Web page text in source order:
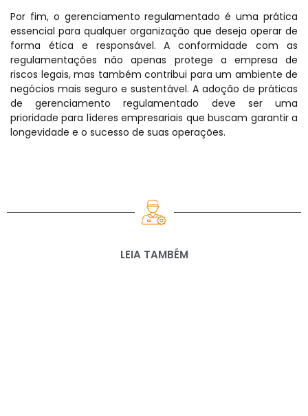
Por fim, o gerenciamento regulamentado é uma prática
essencial para qualquer organização que deseja operar de
forma ética e responsável. A conformidade com as
regulamentações não apenas protege a empresa de
riscos legais, mas também contribui para um ambiente de
negócios mais seguro e sustentável. A adoção de práticas
de gerenciamento regulamentado deve ser uma
prioridade para líderes empresariais que buscam garantir a
longevidade e o sucesso de suas operações.
LEIA TAMBÉM